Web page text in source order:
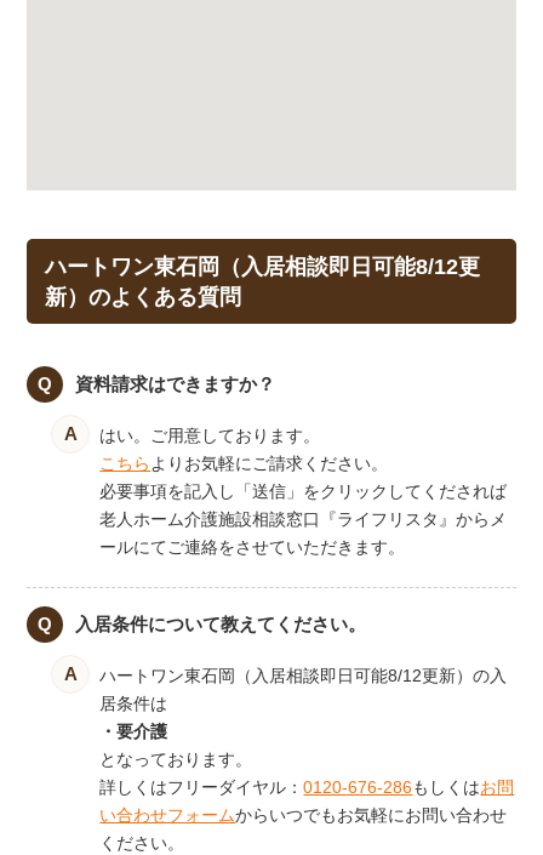
ハートワン東石岡（入居相談即日可能8/12更
新）のよくある質問
資料請求はできますか？
はい。ご用意しております。
こちらよりお気軽にご請求ください。
必要事項を記入し「送信」をクリックしてくだされば
老人ホーム介護施設相談窓口『ライフリスタ』からメ
ールにてご連絡をさせていただきます。
入居条件について教えてください。
ハートワン東石岡（入居相談即日可能8/12更新）の入
居条件は
・要介護
となっております。
詳しくはフリーダイヤル：0120-676-286もしくはお問
い合わせフォームからいつでもお気軽にお問い合わせ
ください。